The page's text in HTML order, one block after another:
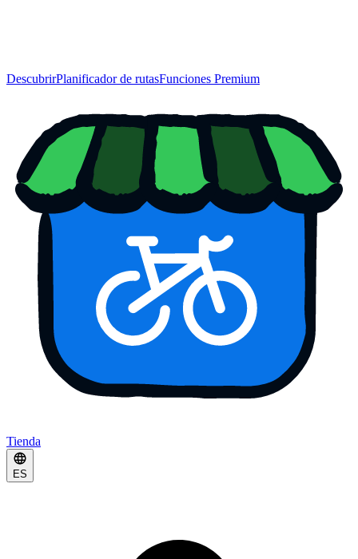
DescubrirPlanificador de rutasFunciones Premium
Tienda
ES